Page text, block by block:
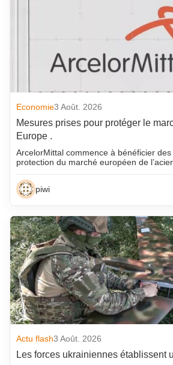
Economie3 Août. 2026
Mesures prises pour protéger le
Europe .
ArcelorMittal commence à bénéficier
protection du marché européen de
piwi
Actu flash3 Août. 2026
Les forces ukrainiennes établissent